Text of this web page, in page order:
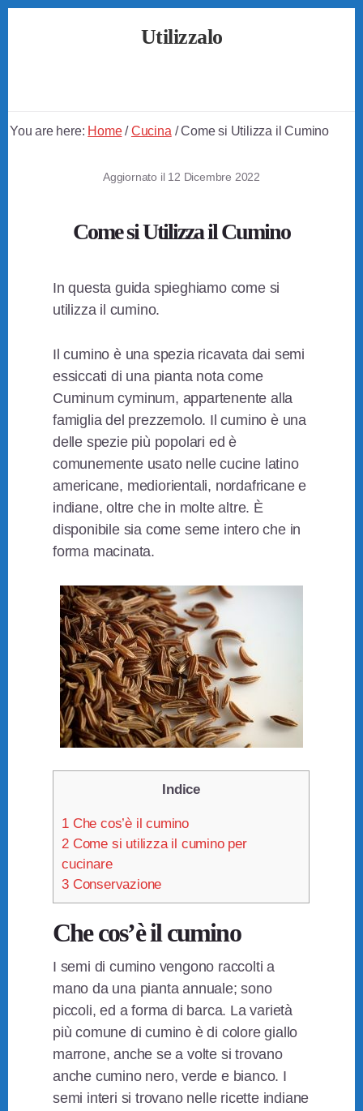
Utilizzalo
Tutto
You are here: Home / Cucina /Come si Utilizza il Cumino
Aggiornato il 12 Dicembre 2022
Come si Utilizza il Cumino
In questa guida spieghiamo come si
utilizza il cumino.
Il cumino è una spezia ricavata dai semi
essiccati di una pianta nota come
Cuminum cyminum, appartenente alla
famiglia del prezzemolo. Il cumino è una
delle spezie più popolari ed è
comunemente usato nelle cucine latino
americane, mediorientali, nordafricane e
indiane, oltre che in molte altre. È
disponibile sia come seme intero che in
forma macinata.
Indice
1Che cos’è il cumino
2Come si utilizza il cumino per
cucinare
3Conservazione
Che cos’è il cumino
I semi di cumino vengono raccolti a
mano da una pianta annuale; sono
piccoli, ed a forma di barca. La varietà
più comune di cumino è di colore giallo
marrone, anche se a volte si trovano
anche cumino nero, verde e bianco. I
semi interi si trovano nelle ricette indiane